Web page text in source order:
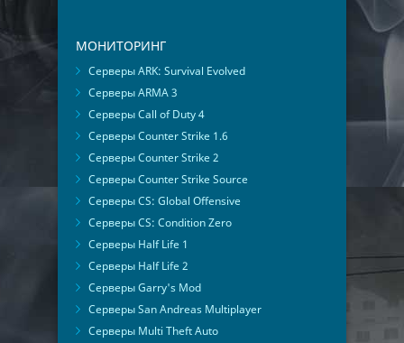
МОНИТОРИНГ
Серверы ARK: Survival Evolved
Серверы ARMA 3
Серверы Call of Duty 4
Серверы Counter Strike 1.6
Серверы Counter Strike 2
Серверы Counter Strike Source
Серверы CS: Global Offensive
Серверы CS: Condition Zero
Серверы Half Life 1
Серверы Half Life 2
Серверы Garry's Mod
Серверы San Andreas Multiplayer
Серверы Multi Theft Auto